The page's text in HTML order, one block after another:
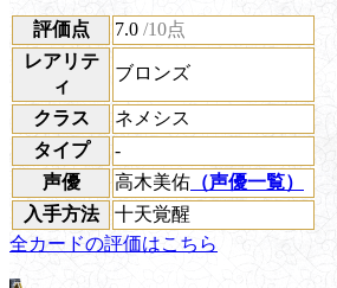
評価点 7.0 /10点
レアリテ
ィ
ブロンズ
クラス
ネメシス
タイプ
-
声優
高木美佑 （声優一覧）
入手方法
十天覚醒
全カードの評価はこちら